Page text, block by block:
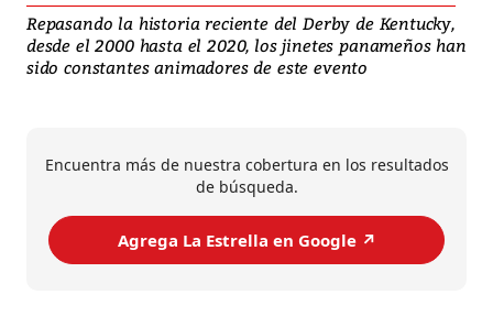
Repasando la historia reciente del Derby de Kentucky,
desde el 2000 hasta el 2020, los jinetes panameños han
sido constantes animadores de este evento
Encuentra más de nuestra cobertura en los resultados
de búsqueda.
Agrega La Estrella en Google ↗️